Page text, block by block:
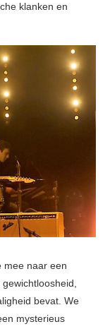
klanken en
mee naar een
bevat. We
mysterieus